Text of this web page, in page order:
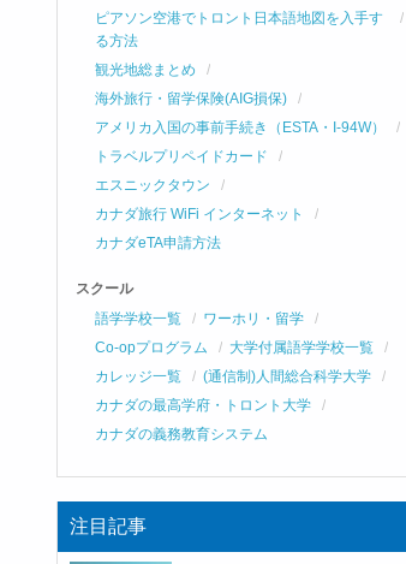
ピアソン空港でトロント日本語地図を入手す
る方法
観光地総まとめ
海外旅行・留学保険(AIG損保)
アメリカ入国の事前手続き（ESTA・I-94W）
トラベルプリペイドカード
エスニックタウン
カナダ旅行 WiFi インターネット
カナダeTA申請方法
スクール
語学学校一覧
ワーホリ・留学
Co-opプログラム
大学付属語学学校一覧
カレッジ一覧
(通信制)人間総合科学大学
カナダの最高学府・トロント大学
カナダの義務教育システム
注目記事